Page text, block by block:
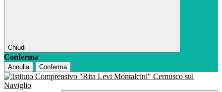
Chiudi
Conferma
Annulla Conferma